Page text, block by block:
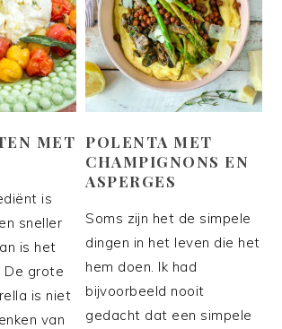
MET
is
sneller
is het
De grote
is niet
van
POLENTA MET
CHAMPIGNONS EN
ASPERGES
Soms zijn het de simpele
dingen in het leven die het
hem doen. Ik had
bijvoorbeeld nooit
gedacht dat een simpele